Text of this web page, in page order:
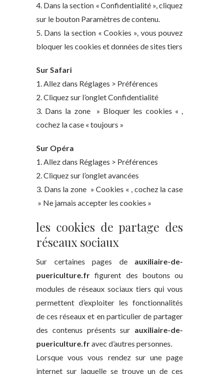
4. Dans la section « Confidentialité », cliquez
sur le bouton Paramètres de contenu.
5. Dans la section « Cookies », vous pouvez
bloquer les cookies et données de sites tiers
Sur Safari
1. Allez dans Réglages > Préférences
2. Cliquez sur l’onglet Confidentialité
3. Dans la zone » Bloquer les cookies « ,
cochez la case « toujours »
Sur Opéra
1. Allez dans Réglages > Préférences
2. Cliquez sur l’onglet avancées
3. Dans la zone » Cookies « , cochez la case
» Ne jamais accepter les cookies »
les cookies de partage des
réseaux sociaux
Sur certaines pages de auxiliaire-de-
puericulture.fr figurent des boutons ou
modules de réseaux sociaux tiers qui vous
permettent d’exploiter les fonctionnalités
de ces réseaux et en particulier de partager
des contenus présents sur auxiliaire-de-
puericulture.fravec d’autres personnes.
Lorsque vous vous rendez sur une page
internet sur laquelle se trouve un de ces